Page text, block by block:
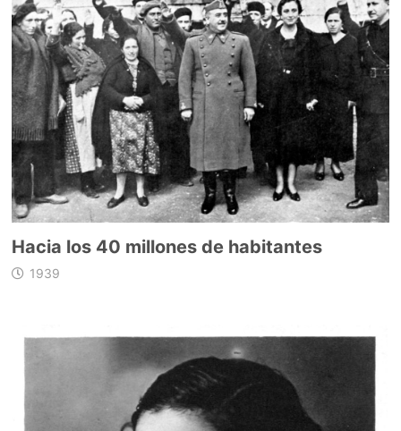
Hacia los 40 millones de habitantes
1939